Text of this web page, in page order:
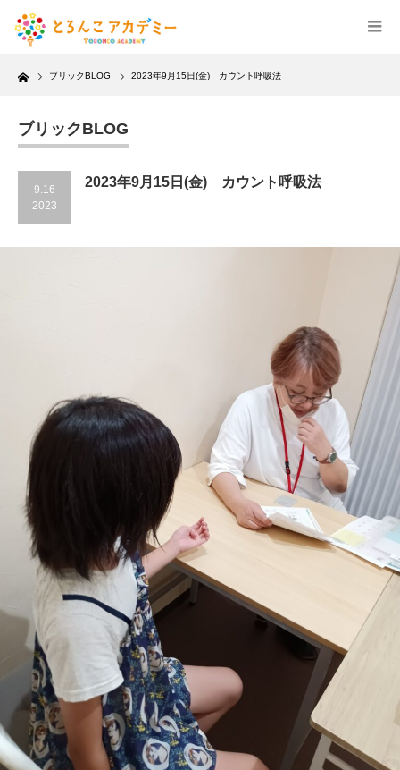
Home ブリックBLOG 2023年9月15日(金) カウント呼吸法
ブリックBLOG
9.16
2023
2023年9月15日(金) カウント呼吸法